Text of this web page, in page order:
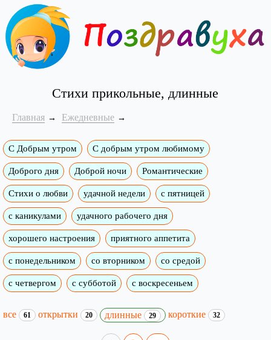
Стихи прикольные, длинные
Главная Ежедневные
С Добрым утром C добрым утром любимому
Доброго дня Доброй ночи Романтические
Стихи о любви удачной недели c пятницей
с каникулами удачного рабочего дня
хорошего настроения приятного аппетита
с понедельником со вторником со средой
с четвергом с субботой с воскресеньем
все 61 открытки 20 длинные 29 короткие 32